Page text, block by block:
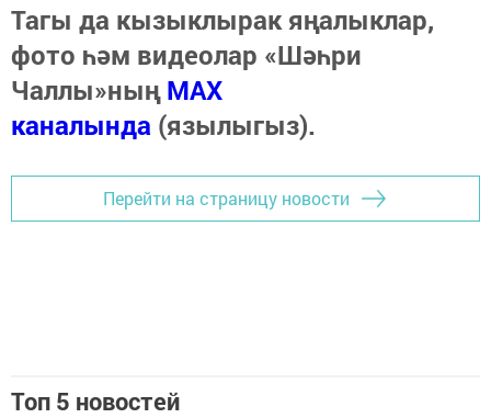
Тагы да кызыклырак яңалыклар,
фото һәм видеолар «Шәһри
Чаллы»ныңMAX
каналында (язылыгыз).
Перейти на страницу новости
Топ 5 новостей